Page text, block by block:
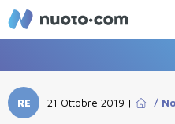
RE 21 Ottobre 2019 | /